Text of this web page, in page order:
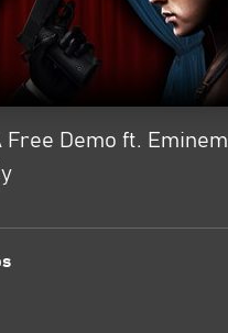
Free Demo ft. Eminem